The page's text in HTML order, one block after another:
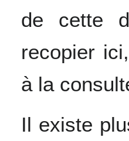
de cette
recopier
à la
Il existe